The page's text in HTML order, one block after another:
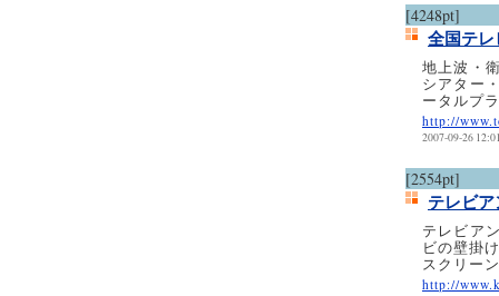
[4248pt]
全国テ
地上波・
シアター
ータルプ
http://
2007-09-26
[2554pt]
テレビ
テレビア
ビの壁掛
スクリー
http://